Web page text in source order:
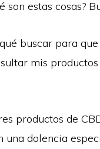
son estas cosas?
buscar para
mis
productos de
una dolencia